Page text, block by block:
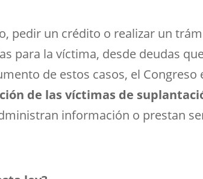
pedir un crédito o realizar un
para la víctima, desde deudas
de estos casos, el Congreso
de las víctimas de
información o prestan